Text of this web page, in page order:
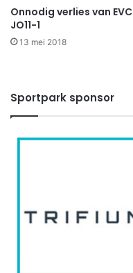
Onnodig verlies van EVC
JO11-1
13 mei 2018
Sportpark sponsor